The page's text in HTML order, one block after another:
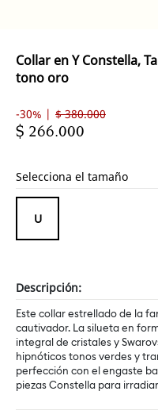
Collar en Y Constella,
tono oro
-30% | $ 380.000
$ 266.000
Selecciona el tamaño
Descripción:
Este collar estrellado de la
cautivador. La silueta en
integral de cristales y
hipnóticos tonos verdes y
perfección con el engaste
piezas Constella para